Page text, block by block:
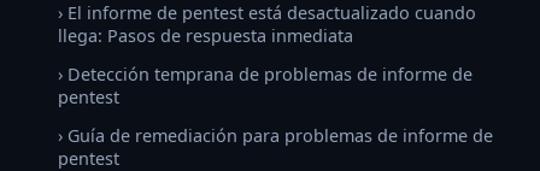
› El informe de pentest está desactualizado cuando
llega: Pasos de respuesta inmediata
› Detección temprana de problemas de informe de
pentest
› Guía de remediación para problemas de informe de
pentest